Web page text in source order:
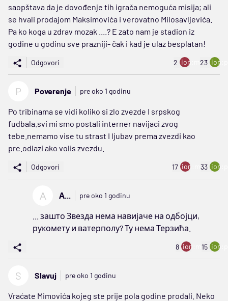
saopštava da je dovođenje tih igrača nemoguća misija; ali
se hvali prodajom Maksimovića i verovatno Milosavljevića.
Pa ko koga u zdrav mozak ....? E zato nam je stadion iz
godine u godinu sve prazniji- čak i kad je ulaz besplatan!
Odgovori 2 ion:minus
23
P Poverenje pre oko 1 godinu
Po tribinama se vidi koliko si zlo zvezde I srpskog
fudbala.svi mi smo postali interner navijaci zvog
tebe.nemamo vise tu strast I ljubav prema zvezdi kao
pre.odlazi ako volis zvezdu.
Odgovori 17 ion:minus
33
А А... pre oko 1 godinu
... зашто Звезда нема навијаче на одбојци,
рукомету и ватерполу? Ту нема Терзића.
8 ion:minus
15
S Slavuj pre oko 1 godinu
Vraćate Mimovića kojeg ste prije pola godine prodali. Neko